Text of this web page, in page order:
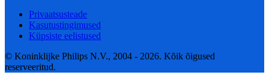
Privaatsusteade
Kasutustingimused
Küpsiste eelistused
© Koninklijke Philips N.V., 2004 - 2026. Kõik õigused
reserveeritud.